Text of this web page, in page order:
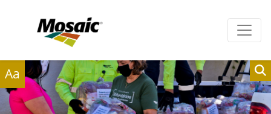
Fornecedores
Aa